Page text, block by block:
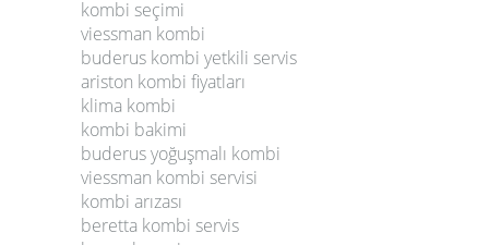
kombi seçimi
viessman kombi
buderus kombi yetkili servis
ariston kombi fiyatları
klima kombi
kombi bakimi
buderus yoğuşmalı kombi
viessman kombi servisi
kombi arızası
beretta kombi servis